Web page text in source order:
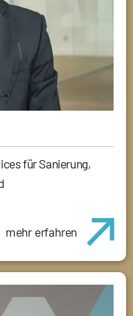
für Sanierung,
mehr erfahren